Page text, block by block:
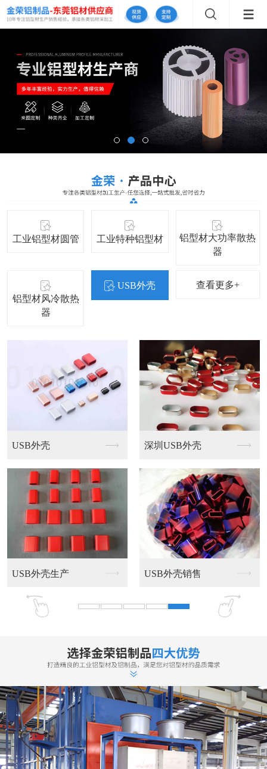
工业铝型材圆管 工业特种铝型材
铝型材大功率散热
器
铝型材风冷散热
器
USB外壳 查看更多+
USB外壳 深圳USB外壳
USB外壳生产 USB外壳销售